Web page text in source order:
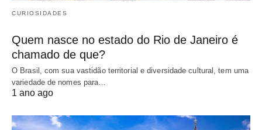
CURIOSIDADES
Quem nasce no estado do Rio de Janeiro é
chamado de que?
O Brasil, com sua vastidão territorial e diversidade cultural, tem uma
variedade de nomes para…
1 ano ago